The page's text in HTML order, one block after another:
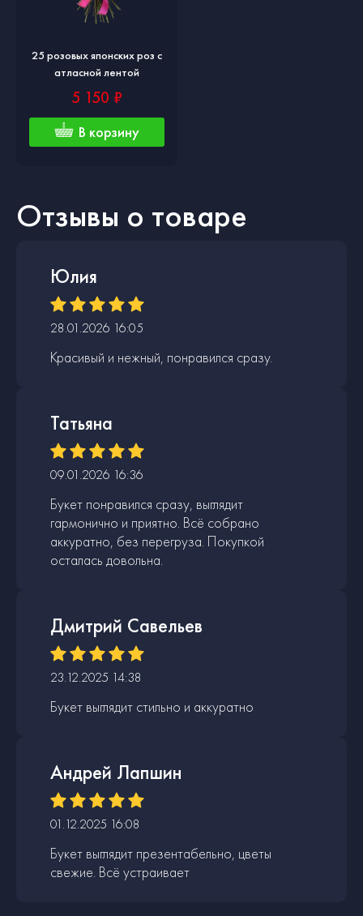
Отзывы о товаре
Юлия
28.01.2026 16:05
Красивый и нежный, понравился сразу.
Татьяна
09.01.2026 16:36
Букет понравился сразу, выглядит
гармонично и приятно. Всё собрано
аккуратно, без перегруза. Покупкой
осталась довольна.
Дмитрий Савельев
23.12.2025 14:38
Букет выглядит стильно и аккуратно
Андрей Лапшин
01.12.2025 16:08
Букет выглядит презентабельно, цветы
свежие. Всё устраивает
25 розовых японских роз с
атласной лентой
5 150 ₽
В корзину